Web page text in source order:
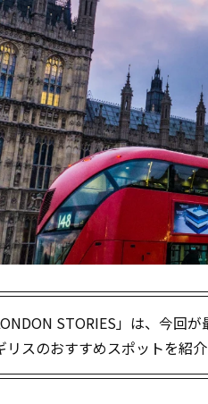
STORIES」は、今回
リスのおすすめスポットを紹